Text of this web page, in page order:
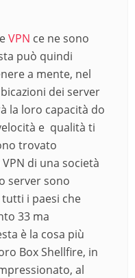
VPN ce ne sono
può quindi
a mente, nel
dei server
la loro capacità do
e qualità ti
trovato
di una società
server sono
i paesi che
33 ma
è la cosa più
Box Shellfire, in
al